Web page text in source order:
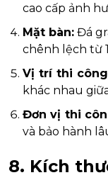
cao cấp ảnh
Mặt bàn: Đá
chênh lệch từ
Vị trí thi
khác nhau
Đơn vị thi
và bảo hành
8. Kích